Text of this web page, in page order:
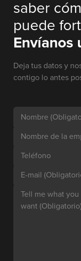
saber
puede
Envíanos
Deja tus datos y
contigo lo antes
Nombre
Nombre de la
Teléfono
E-mail
Tell me what
want (Obligatorio)